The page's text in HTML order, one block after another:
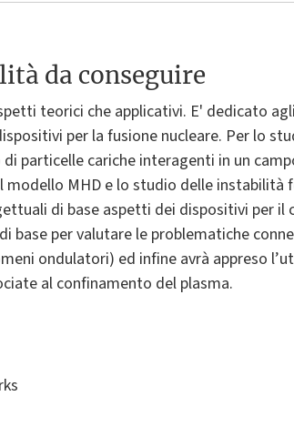
da conseguire
teorici che applicativi. E' dedicato
per la fusione nucleare. Per lo
particelle cariche interagenti in un
modello MHD e lo studio delle
di base aspetti dei dispositivi per il
base per valutare le problematiche
ondulatori) ed infine avrà appreso
al confinamento del plasma.